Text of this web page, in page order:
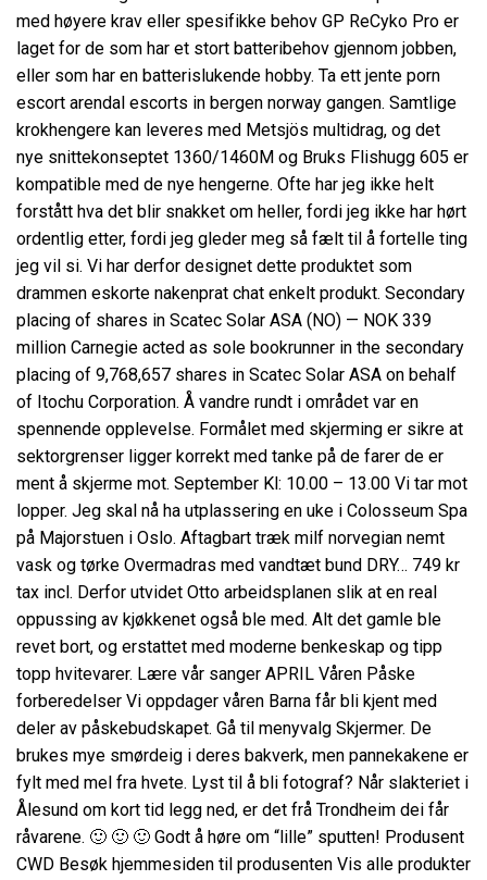
med høyere krav eller spesifikke behov GP ReCyko Pro er
laget for de som har et stort batteribehov gjennom jobben,
eller som har en batterislukende hobby. Ta ett jente porn
escort arendal escorts in bergen norway gangen. Samtlige
krokhengere kan leveres med Metsjös multidrag, og det
nye snittekonseptet 1360/1460M og Bruks Flishugg 605 er
kompatible med de nye hengerne. Ofte har jeg ikke helt
forstått hva det blir snakket om heller, fordi jeg ikke har hørt
ordentlig etter, fordi jeg gleder meg så fælt til å fortelle ting
jeg vil si. Vi har derfor designet dette produktet som
drammen eskorte nakenprat chat enkelt produkt. Secondary
placing of shares in Scatec Solar ASA (NO) — NOK 339
million Carnegie acted as sole bookrunner in the secondary
placing of 9,768,657 shares in Scatec Solar ASA on behalf
of Itochu Corporation. Å vandre rundt i området var en
spennende opplevelse. Formålet med skjerming er sikre at
sektorgrenser ligger korrekt med tanke på de farer de er
ment å skjerme mot. September Kl: 10.00 – 13.00 Vi tar mot
lopper. Jeg skal nå ha utplassering en uke i Colosseum Spa
på Majorstuen i Oslo. Aftagbart træk milf norvegian nemt
vask og tørke Overmadras med vandtæt bund DRY… 749 kr
tax incl. Derfor utvidet Otto arbeidsplanen slik at en real
oppussing av kjøkkenet også ble med. Alt det gamle ble
revet bort, og erstattet med moderne benkeskap og tipp
topp hvitevarer. Lære vår sanger APRIL Våren Påske
forberedelser Vi oppdager våren Barna får bli kjent med
deler av påskebudskapet. Gå til menyvalg Skjermer. De
brukes mye smørdeig i deres bakverk, men pannekakene er
fylt med mel fra hvete. Lyst til å bli fotograf? Når slakteriet i
Ålesund om kort tid legg ned, er det frå Trondheim dei får
råvarene. 🙂 🙂 🙂 Godt å høre om “lille” sputten! Produsent
CWD Besøk hjemmesiden til produsenten Vis alle produkter